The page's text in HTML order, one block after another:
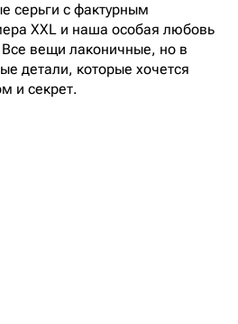
серьги с фактурным
XXL и наша особая любовь
вещи лаконичные, но в
детали, которые хочется
и секрет.